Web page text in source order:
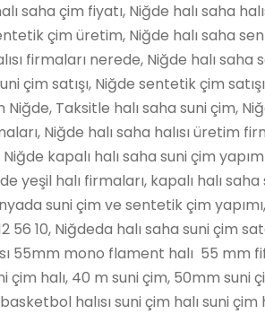
saha çim fiyatı, Niğde halı saha
çim üretim, Niğde halı saha
firmaları nerede, Niğde halı saha
çim satışı, Niğde sentetik çim
Niğde, Taksitle halı saha suni çim,
Niğde halı saha halısı üretim
Niğde kapalı halı saha suni çim
yeşil halı firmaları, kapalı halı
suni çim ve sentetik çim
56 10, Niğdeda halı saha suni çim
55mm mono flament halı 55 mm
çim halı, 40 m suni çim, 50mm suni
halısı suni çim halı suni çim